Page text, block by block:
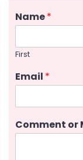
Name*
First
Email *
Comment or